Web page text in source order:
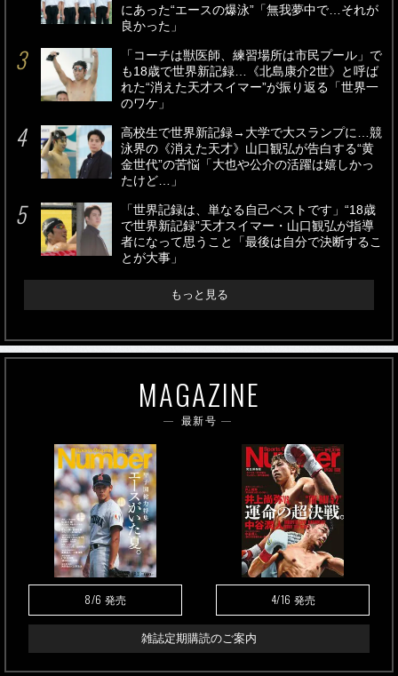
にあった“エースの爆泳”「無我夢中で…それが
良かった」
「コーチは獣医師、練習場所は市民プール」で
も18歳で世界新記録…《北島康介2世》と呼ば
れた“消えた天才スイマー”が振り返る「世界一
のワケ」
高校生で世界新記録→大学で大スランプに…競
泳界の《消えた天才》山口観弘が告白する“黄
金世代”の苦悩「大也や公介の活躍は嬉しかっ
たけど…」
「世界記録は、単なる自己ベストです」“18歳
で世界新記録”天才スイマー・山口観弘が指導
者になって思うこと「最後は自分で決断するこ
とが大事」
もっと見る
MAGAZINE
最新号
8/6 発売 4/16 発売
雑誌定期購読のご案内